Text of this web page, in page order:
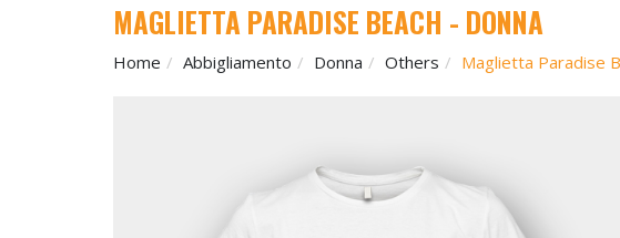
MAGLIETTA PARADISE BEACH - DONNA
Home Abbigliamento Donna Others Maglietta Paradise